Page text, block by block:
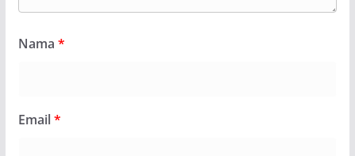
Nama *
Email*